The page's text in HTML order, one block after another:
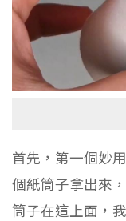
首先，第一個妙
個紙筒子拿出來
筒子在這上面，